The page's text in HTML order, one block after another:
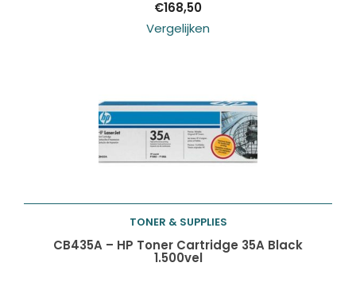
€168,50
Vergelijken
Toevoegen aan
TONER & SUPPLIES
CB435A – HP Toner Cartridge 35A Black
1.500vel